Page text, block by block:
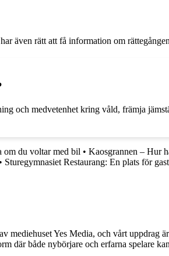
även rätt att få information om
och medvetenhet kring våld, främja
om du voltar med bil • Kaosgrannen – Hur
Sturegymnasiet Restaurang: En plats för
Yes Media, och vårt uppdrag
där både nybörjare och erfarna spelare